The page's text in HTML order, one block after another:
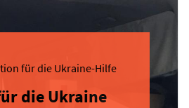
für die Ukraine-Hilfe
die Ukraine